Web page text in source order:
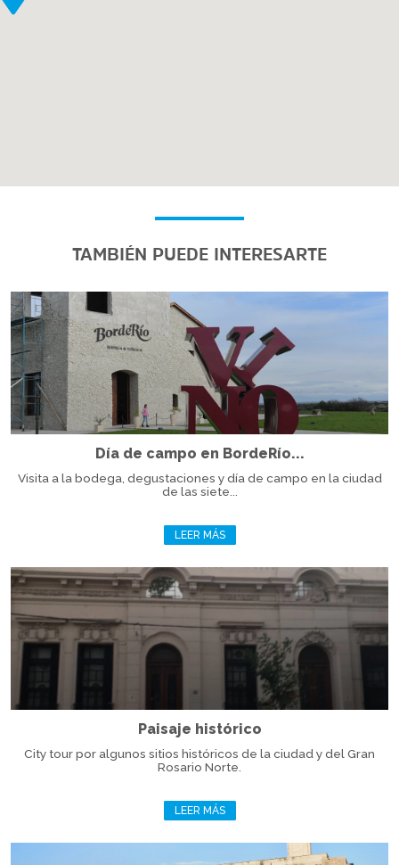
TAMBIÉN PUEDE INTERESARTE
Día de campo en BordeRío...
Visita a la bodega, degustaciones y día de campo en la ciudad
de las siete...
LEER MÁS
Paisaje histórico
City tour por algunos sitios históricos de la ciudad y del Gran
Rosario Norte.
LEER MÁS